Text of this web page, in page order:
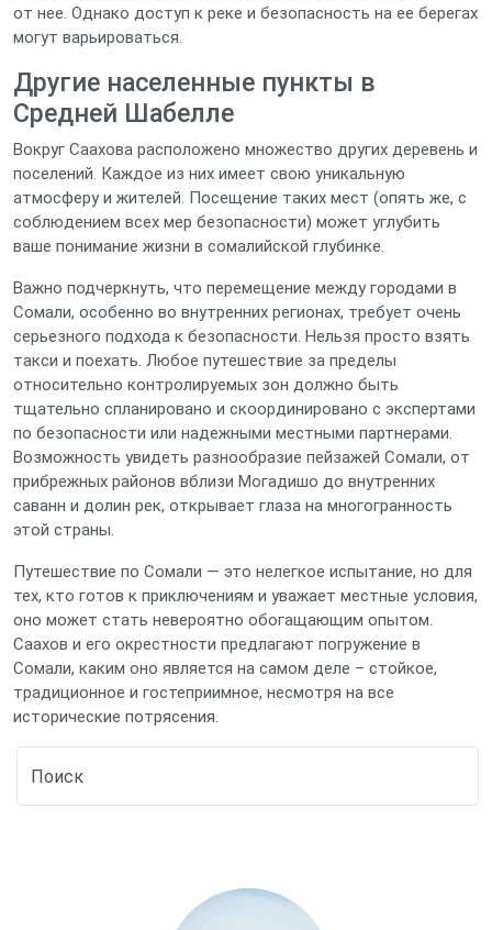
от нее. Однако доступ к реке и безопасность на ее берегах
могут варьироваться.
Другие населенные пункты в
Средней Шабелле
Вокруг Саахова расположено множество других деревень и
поселений. Каждое из них имеет свою уникальную
атмосферу и жителей. Посещение таких мест (опять же, с
соблюдением всех мер безопасности) может углубить
ваше понимание жизни в сомалийской глубинке.
Важно подчеркнуть, что перемещение между городами в
Сомали, особенно во внутренних регионах, требует очень
серьезного подхода к безопасности. Нельзя просто взять
такси и поехать. Любое путешествие за пределы
относительно контролируемых зон должно быть
тщательно спланировано и скоординировано с экспертами
по безопасности или надежными местными партнерами.
Возможность увидеть разнообразие пейзажей Сомали, от
прибрежных районов вблизи Могадишо до внутренних
саванн и долин рек, открывает глаза на многогранность
этой страны.
Путешествие по Сомали — это нелегкое испытание, но для
тех, кто готов к приключениям и уважает местные условия,
оно может стать невероятно обогащающим опытом.
Саахов и его окрестности предлагают погружение в
Сомали, каким оно является на самом деле – стойкое,
традиционное и гостеприимное, несмотря на все
исторические потрясения.